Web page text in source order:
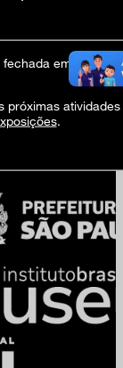
em virtude
próximas atividades
.